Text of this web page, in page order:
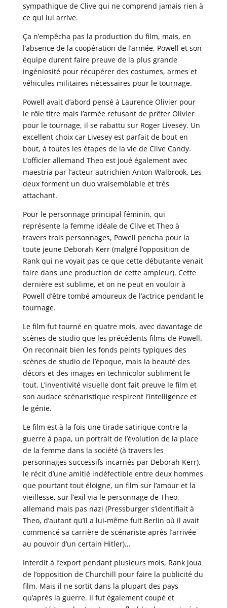
sympathique de Clive qui ne comprend jamais rien à
ce qui lui arrive.
Ça n’empêcha pas la production du film, mais, en
l’absence de la coopération de l’armée, Powell et son
équipe durent faire preuve de la plus grande
ingéniosité pour récupérer des costumes, armes et
véhicules militaires nécessaires pour le tournage.
Powell avait d’abord pensé à Laurence Olivier pour
le rôle titre mais l’armée refusant de prêter Olivier
pour le tournage, il se rabattu sur Roger Livesey. Un
excellent choix car Livesey est parfait de bout en
bout, à toutes les étapes de la vie de Clive Candy.
L’officier allemand Theo est joué également avec
maestria par l’acteur autrichien Anton Walbrook. Les
deux forment un duo vraisemblable et très
attachant.
Pour le personnage principal féminin, qui
représente la femme idéale de Clive et Theo à
travers trois personnages, Powell pencha pour la
toute jeune Deborah Kerr (malgré l’opposition de
Rank qui ne voyait pas ce que cette débutante venait
faire dans une production de cette ampleur). Cette
dernière est sublime, et on ne peut en vouloir à
Powell d’être tombé amoureux de l’actrice pendant le
tournage.
Le film fut tourné en quatre mois, avec davantage de
scènes de studio que les précédents films de Powell.
On reconnait bien les fonds peints typiques des
scènes de studio de l’époque, mais la beauté des
décors et des images en technicolor subliment le
tout. L’inventivité visuelle dont fait preuve le film et
son audace scénaristique respirent l’intelligence et
le génie.
Le film est à la fois une tirade satirique contre la
guerre à papa, un portrait de l’évolution de la place
de la femme dans la société (à travers les
personnages successifs incarnés par Deborah Kerr),
le récit d’une amitié indéfectible entre deux hommes
que pourtant tout éloigne, un film sur l’amour et la
vieillesse, sur l’exil via le personnage de Theo,
allemand mais pas nazi (Pressburger s’identifiait à
Theo, d’autant qu’il a lui-même fuit Berlin où il avait
commencé sa carrière de scénariste après l’arrivée
au pouvoir d’un certain Hitler)…
Interdit à l’export pendant plusieurs mois, Rank joua
de l’opposition de Churchill pour faire la publicité du
film. Mais il ne sortit dans la plupart des pays
qu’après la guerre. Il fut également coupé et